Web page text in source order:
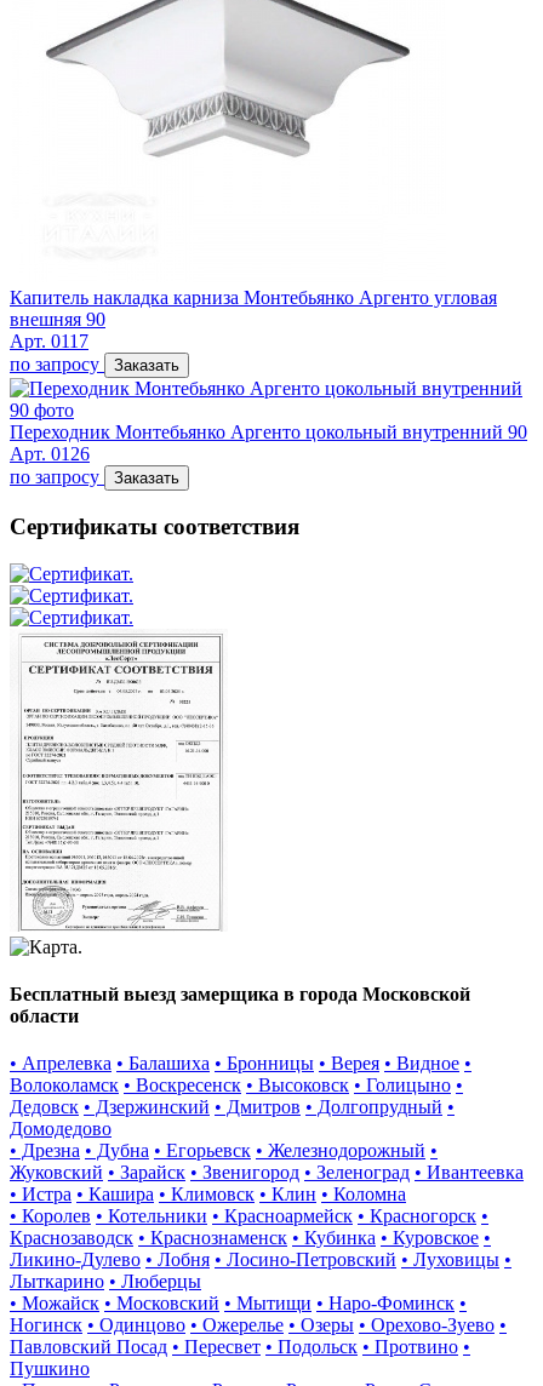
Капитель накладка карниза Монтебьянко Аргенто угловая
внешняя 90
Арт. 0117
по запросу
Заказать
Переходник Монтебьянко Аргенто цокольный внутренний 90
Арт. 0126
по запросу
Заказать
Сертификаты соответствия
Бесплатный выезд замерщика в города Московской
области
• Апрелевка • Балашиха • Бронницы • Верея • Видное •
Волоколамск • Воскресенск • Высоковск • Голицыно •
Дедовск • Дзержинский • Дмитров • Долгопрудный •
Домодедово
• Дрезна • Дубна • Егорьевск • Железнодорожный •
Жуковский • Зарайск • Звенигород • Зеленоград • Ивантеевка
• Истра • Кашира • Климовск • Клин • Коломна
• Королев • Котельники • Красноармейск • Красногорск •
Краснозаводск • Краснознаменск • Кубинка • Куровское •
Ликино-Дулево • Лобня • Лосино-Петровский • Луховицы •
Лыткарино • Люберцы
• Можайск • Московский • Мытищи • Наро-Фоминск •
Ногинск • Одинцово • Ожерелье • Озеры • Орехово-Зуево •
Павловский Посад • Пересвет • Подольск • Протвино •
Пушкино